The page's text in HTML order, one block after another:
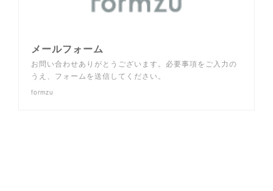
メールフォーム
お問い合わせありがとうございます。必要事項をご入力の
うえ、フォームを送信してください。
formzu